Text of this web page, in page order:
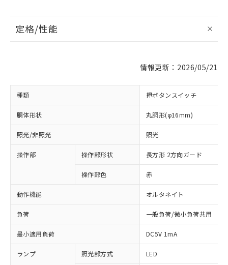
定格/性能
情報更新：2026/05/21
種類 押ボタンスイッチ
胴体形状 丸胴形(φ16mm)
照光/非照光 照光
操作部 操作部形状 長方形 2方向ガード
操作部色 赤
動作機能 オルタネイト
負荷 一般負荷/微小負荷共用
最小適用負荷 DC5V 1mA
ランプ 照光部方式 LED